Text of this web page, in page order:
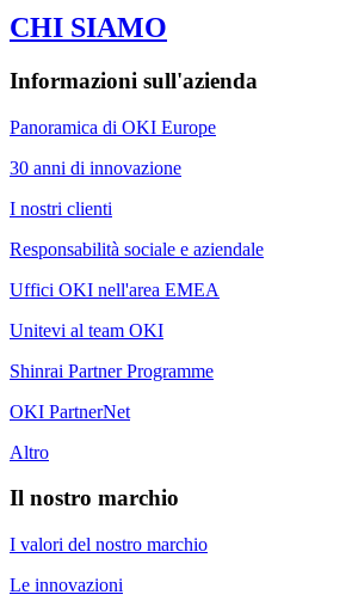
CHI SIAMO
Informazioni sull'azienda
Panoramica di OKI Europe
30 anni di innovazione
I nostri clienti
Responsabilità sociale e aziendale
Uffici OKI nell'area EMEA
Unitevi al team OKI
Shinrai Partner Programme
OKI PartnerNet
Altro
Il nostro marchio
I valori del nostro marchio
Le innovazioni